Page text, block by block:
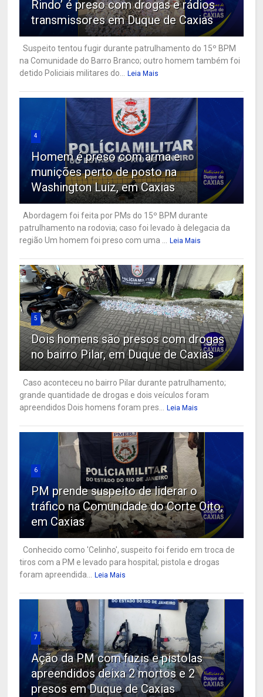
Rindo’ é preso com drogas e rádios
transmissores em Duque de Caxias
Suspeito tentou fugir durante patrulhamento do 15º BPM
na Comunidade do Barro Branco; outro homem também foi
detido Policiais militares do... Leia Mais
4
Homem é preso com arma e
munições perto de posto na
Washington Luiz, em Caxias
Abordagem foi feita por PMs do 15º BPM durante
patrulhamento na rodovia; caso foi levado à delegacia da
região Um homem foi preso com uma ... Leia Mais
5
Dois homens são presos com drogas
no bairro Pilar, em Duque de Caxias
Caso aconteceu no bairro Pilar durante patrulhamento;
grande quantidade de drogas e dois veículos foram
apreendidos Dois homens foram pres... Leia Mais
6
PM prende suspeito de liderar o
tráfico na Comunidade do Corte Oito,
em Caxias
Conhecido como 'Celinho', suspeito foi ferido em troca de
tiros com a PM e levado para hospital; pistola e drogas
foram apreendida... Leia Mais
7
Ação da PM com fuzis e pistolas
apreendidos deixa 2 mortos e 2
presos em Duque de Caxias